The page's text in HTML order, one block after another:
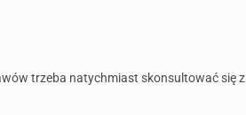
trzeba natychmiast skonsultować się z